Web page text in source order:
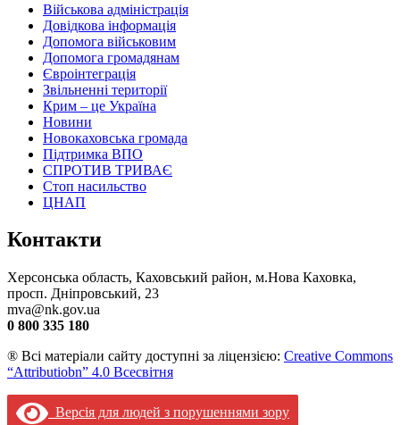
Військова адміністрація
Довідкова інформація
Допомога військовим
Допомога громадянам
Євроінтеграція
Звільненні території
Крим – це Україна
Новини
Новокаховська громада
Підтримка ВПО
СПРОТИВ ТРИВАЄ
Стоп насильство
ЦНАП
Контакти
Херсонська область, Каховський район, м.Нова Каховка,
просп. Дніпровський, 23
mva@nk.gov.ua
0 800 335 180
® Всі матеріали сайту доступні за ліцензією: Creative Commons
“Attributiobn” 4.0 Всесвітня
Версія для людей з порушеннями зору